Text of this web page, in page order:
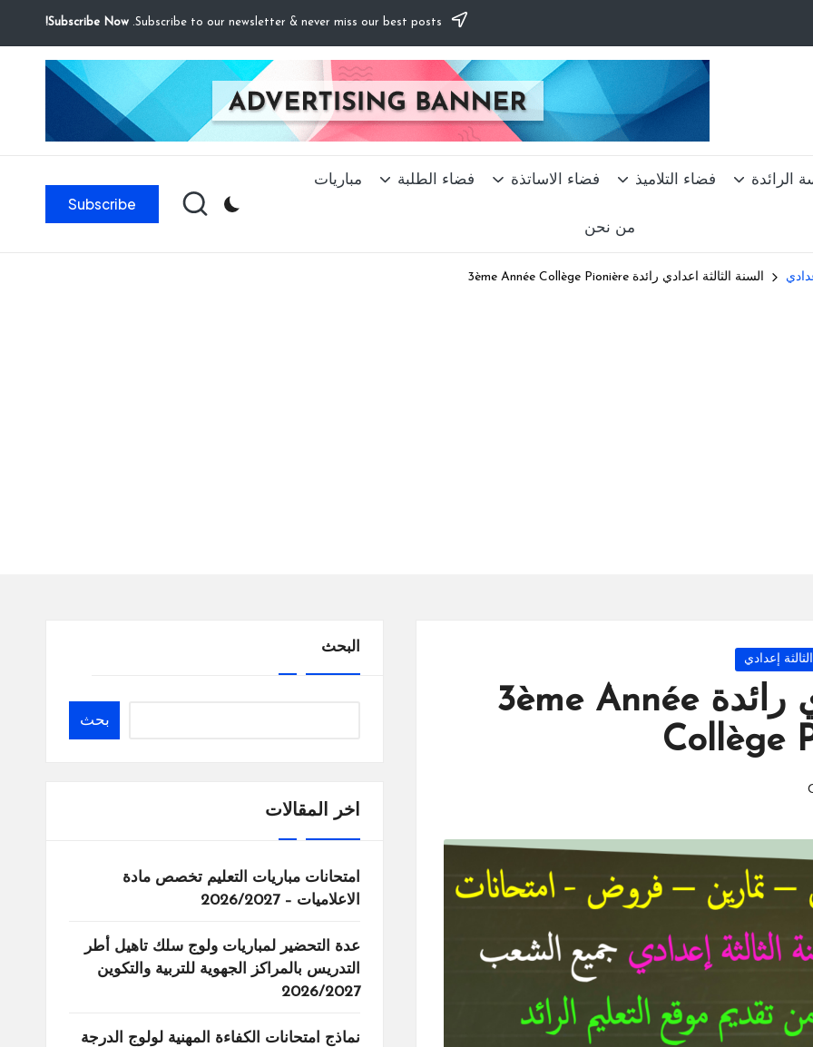
Subscribe Now!
الرائدة فضاء التلاميذ فضاء الاساتذة فضاء الطلبة مباريات
من نحن
Subscribe
السنة الثالثة اعدادي رائدة 3ème Année Collège Pionière
إعدادي
السنة الثالثة اعدادي رائدة 3ème Année
Collège
البحث
بحث
اخر المقالات
امتحانات مباريات التعليم تخصص مادة
الاعلاميات – 2026/2027
عدة التحضير لمباريات ولوج سلك تاهيل أطر
التدريس بالمراكز الجهوية للتربية والتكوين
2026/2027
نماذج امتحانات الكفاءة المهنية لولوج الدرجة